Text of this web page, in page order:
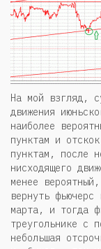
На мой взгляд,
движения
наиболее
пунктам и
пунктам, после
нисходящего
менее
вернуть
марта, и тогда
треугольнике с
небольшая